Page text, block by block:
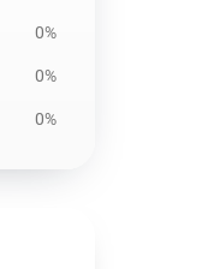
0%
0%
0%